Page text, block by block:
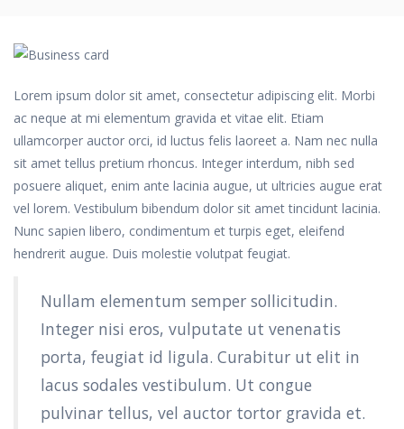
Lorem ipsum dolor sit amet, consectetur adipiscing elit. Morbi
ac neque at mi elementum gravida et vitae elit. Etiam
ullamcorper auctor orci, id luctus felis laoreet a. Nam nec nulla
sit amet tellus pretium rhoncus. Integer interdum, nibh sed
posuere aliquet, enim ante lacinia augue, ut ultricies augue erat
vel lorem. Vestibulum bibendum dolor sit amet tincidunt lacinia.
Nunc sapien libero, condimentum et turpis eget, eleifend
hendrerit augue. Duis molestie volutpat feugiat.
Nullam elementum semper sollicitudin.
Integer nisi eros, vulputate ut venenatis
porta, feugiat id ligula. Curabitur ut elit in
lacus sodales vestibulum. Ut congue
pulvinar tellus, vel auctor tortor gravida et.